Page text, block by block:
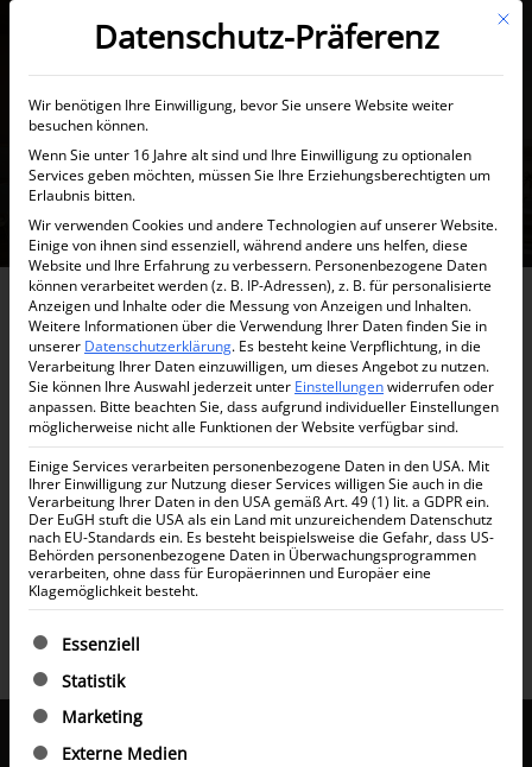
Einzigartige
Investitionsmöglichkeit
in Dubai
Dubai Rendite bietet eine einzigartige Gelegenheit, in
einen der sichersten und renditestärksten
Immobilienmärkte der Welt zu investieren – Dubai.
Bereits ab einer Investition von 50.000 € erhalten Sie
Zugang zu Premium-Immobilien, die eine gesicherte
jährliche Netto-Rendite von 10 % sichern.
Jetzt von 10% profitieren!
Mit
Datenschutz-Präferenz
Wir benötigen Ihre Einwilligung, bevor Sie unsere Website weiter
besuchen können.
Wenn Sie unter 16 Jahre alt sind und Ihre Einwilligung zu optionalen
Services geben möchten, müssen Sie Ihre Erziehungsberechtigten um
Erlaubnis bitten.
Wir verwenden Cookies und andere Technologien auf unserer Website.
Einige von ihnen sind essenziell, während andere uns helfen, diese
Website und Ihre Erfahrung zu verbessern. Personenbezogene Daten
können verarbeitet werden (z. B. IP-Adressen), z. B. für personalisierte
Anzeigen und Inhalte oder die Messung von Anzeigen und Inhalten.
Weitere Informationen über die Verwendung Ihrer Daten finden Sie in
unserer Datenschutzerklärung. Es besteht keine Verpflichtung, in die
Verarbeitung Ihrer Daten einzuwilligen, um dieses Angebot zu nutzen.
Sie können Ihre Auswahl jederzeit unter Einstellungenwiderrufen oder
anpassen. Bitte beachten Sie, dass aufgrund individueller Einstellungen
möglicherweise nicht alle Funktionen der Website verfügbar sind.
Einige Services verarbeiten personenbezogene Daten in den USA. Mit
Ihrer Einwilligung zur Nutzung dieser Services willigen Sie auch in die
Verarbeitung Ihrer Daten in den USA gemäß Art. 49 (1) lit. a GDPR ein.
Der EuGH stuft die USA als ein Land mit unzureichendem Datenschutz
nach EU-Standards ein. Es besteht beispielsweise die Gefahr, dass US-
Behörden personenbezogene Daten in Überwachungsprogrammen
verarbeiten, ohne dass für Europäerinnen und Europäer eine
Klagemöglichkeit besteht.
Es folgt eine Liste der Service-Gruppen, für die eine
Essenziell
Statistik
Marketing
Externe Medien